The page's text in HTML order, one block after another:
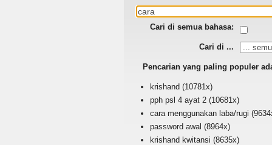
Cari di semua bahasa:
Cari di ...
Pencarian yang paling populer
krishand (10781x)
pph psl 4 ayat 2 (10681x)
cara menggunakan laba/rugi
password awal (8964x)
krishand kwitansi (8635x)